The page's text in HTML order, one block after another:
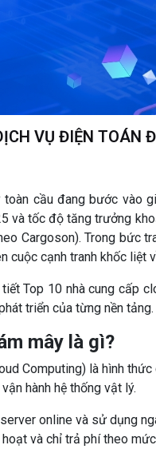
VỤ ĐIỆN TOÁN
cầu đang bước vào
và tốc độ tăng trưởng
Cargoson). Trong bức
cuộc cạnh tranh khốc liệt
Top 10 nhà cung cấp
triển của từng nền tảng.
mây là gì?
Computing) là hình
hành hệ thống vật lý.
online và sử dụng
và chỉ trả phí theo